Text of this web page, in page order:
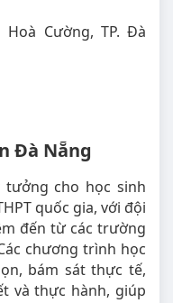
Cường, TP. Đà
Đà Nẵng
tưởng cho học sinh
quốc gia, với đội
đến từ các trường
chương trình học
bám sát thực tế,
và thực hành, giúp